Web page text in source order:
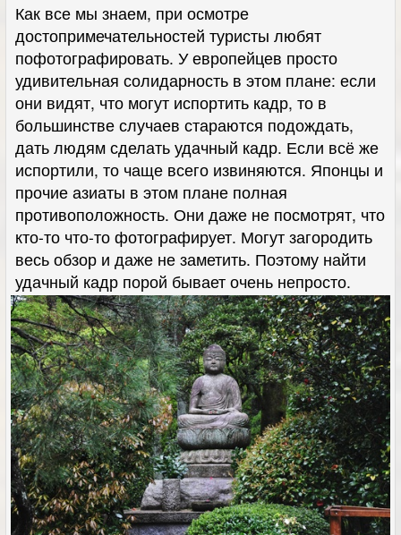
Как все мы знаем, при осмотре
достопримечательностей туристы любят
пофотографировать. У европейцев просто
удивительная солидарность в этом плане: если
они видят, что могут испортить кадр, то в
большинстве случаев стараются подождать,
дать людям сделать удачный кадр. Если всё же
испортили, то чаще всего извиняются. Японцы и
прочие азиаты в этом плане полная
противоположность. Они даже не посмотрят, что
кто-то что-то фотографирует. Могут загородить
весь обзор и даже не заметить. Поэтому найти
удачный кадр порой бывает очень непросто.